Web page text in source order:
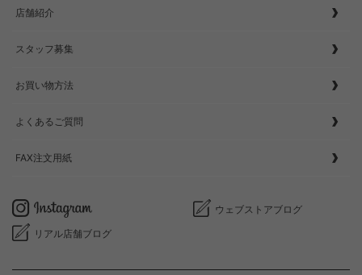
店舗紹介
スタッフ募集
お買い物方法
よくあるご質問
FAX注文用紙
ウェブストアブログ
リアル店舗ブログ